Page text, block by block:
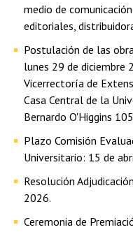
medio de
editoriales,
Postulación de las
lunes 29 de diciembre
Vicerrectoría de
Casa Central de la
Bernardo O'Higgins
Plazo Comisión
Universitario: 15 de
Resolución
2026.
Ceremonia de